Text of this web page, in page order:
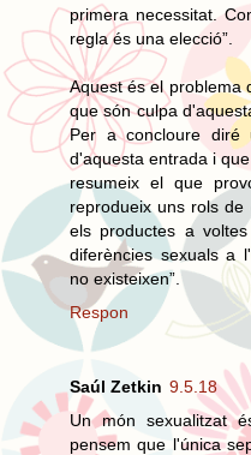
primera necessitat.
regla és una elecció”.
Aquest és el problema
que són culpa
Per a concloure
d'aquesta entrada i
resumeix el que
reprodueix uns rols de
els productes a
diferències sexuals a
no existeixen”.
Respon
Saúl Zetkin 9.5.18
Un món sexualitzat
pensem que l'única